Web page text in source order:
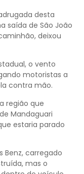
desta
saída de São João
deixou
o vento
motoristas a
contra mão.
região que
Mandaguari
estaria parado
carregado
mas o